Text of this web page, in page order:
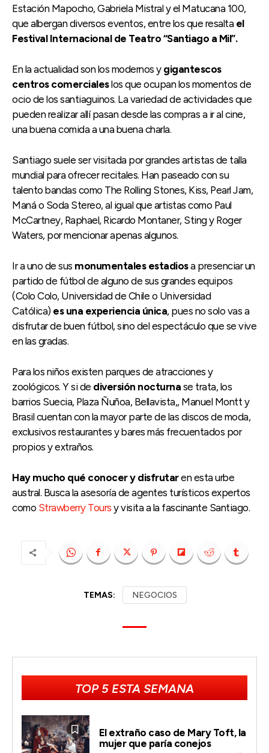
Estación Mapocho, Gabriela Mistral y el Matucana 100,
que albergan diversos eventos, entre los que resalta el
Festival Internacional de Teatro “Santiago a Mil”.
En la actualidad son los modernos y gigantescos
centros comercialeslos que ocupan los momentos de
ocio de los santiaguinos. La variedad de actividades que
pueden realizar allí pasan desde las compras a ir al cine,
una buena comida a una buena charla.
Santiago suele ser visitada por grandes artistas de talla
mundial para ofrecer recitales. Han paseado con su
talento bandas como The Rolling Stones, Kiss, Pearl Jam,
Maná o Soda Stereo, al igual que artistas como Paul
McCartney, Raphael, Ricardo Montaner, Sting y Roger
Waters, por mencionar apenas algunos.
Ir a uno de sus monumentales estadiosa presenciar un
partido de fútbol de alguno de sus grandes equipos
(Colo Colo, Universidad de Chile o Universidad
Católica) es una experiencia única, pues no solo vas a
disfrutar de buen fútbol, sino del espectáculo que se vive
en las gradas.
Para los niños existen parques de atracciones y
zoológicos. Y si de diversión nocturna se trata, los
barrios Suecia, Plaza Ñuñoa, Bellavista,, Manuel Montt y
Brasil cuentan con la mayor parte de las discos de moda,
exclusivos restaurantes y bares más frecuentados por
propios y extraños.
Hay mucho qué conocer y disfrutaren esta urbe
austral. Busca la asesoría de agentes turísticos expertos
como Strawberry Tours y visita a la fascinante Santiago.
TEMAS: NEGOCIOS
TOP 5 ESTA SEMANA
El extraño caso de Mary Toft, la
mujer que paría conejos